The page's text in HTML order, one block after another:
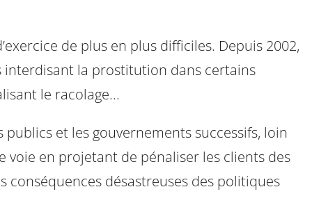
de plus en plus difficiles. Depuis 2002,
interdisant la prostitution dans certains
le racolage...
et les gouvernements successifs, loin
voie en projetant de pénaliser les clients des
conséquences désastreuses des politiques